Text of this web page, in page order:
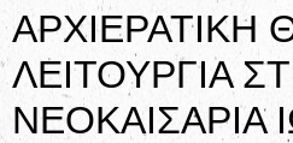
ΑΡΧΙΕΡΑΤΙΚΗ
ΛΕΙΤΟΥΡΓΙΑ
ΝΕΟΚΑΙΣΑΡΙΑ